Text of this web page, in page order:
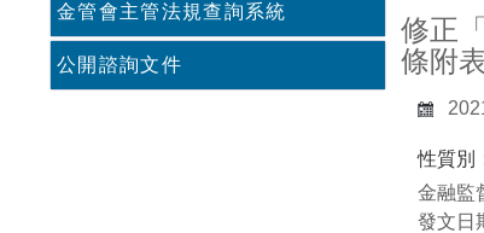
金管會主管法規查詢系統
公開諮詢文件
修正
條附
性質別
金融監
發文日